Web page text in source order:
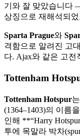
기와 잘 맞았습니다
상징으로 재해석되었
Sparta Prague와
격함으로 알려진 고
다. Ajax와 같은 고전
Tottenham
Tottenham Hotspur
(1364–1403)의 이름
인해 **“Harry
투에 목말라 박차